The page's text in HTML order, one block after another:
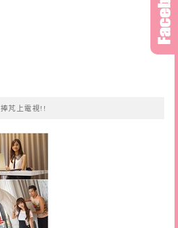
捧芃上電視!!